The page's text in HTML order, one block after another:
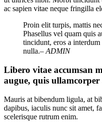
ac sapien vitae neque fringilla
Proin elit turpis, mattis
Phasellus vel quam quis
tincidunt, eros a
nulla.– ADMIN
Libero vitae accumsan
augue, quis ullamcorper
Mauris at bibendum ligula, at
dapibus, iaculis nunc sit amet,
scelerisque rutrum enim.